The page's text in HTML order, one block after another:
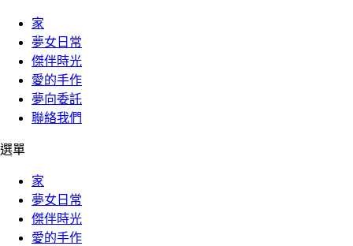
家
夢女日常
傑伴時光
愛的手作
夢向委託
聯絡我們
選單
家
夢女日常
傑伴時光
愛的手作